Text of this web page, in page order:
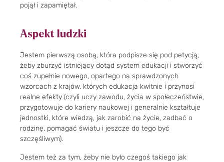
pojął i zapamiętał.
Aspekt ludzki
Jestem pierwszą osobą, która podpisze się pod petycją,
żeby zburzyć istniejący dotąd system edukacji i stworzyć
coś zupełnie nowego, opartego na sprawdzonych
wzorcach z krajów, których edukacja kwitnie i przynosi
realne efekty (czyli uczy zawodu, życia w społeczeństwie,
przygotowuje do kariery naukowej i generalnie kształtuje
jednostki, które wiedzą, jak zarobić na życie, zadbać o
rodzinę, pomagać światu i jeszcze do tego być
szczęśliwym).
Jestem też za tym, żeby nie było czegoś takiego jak